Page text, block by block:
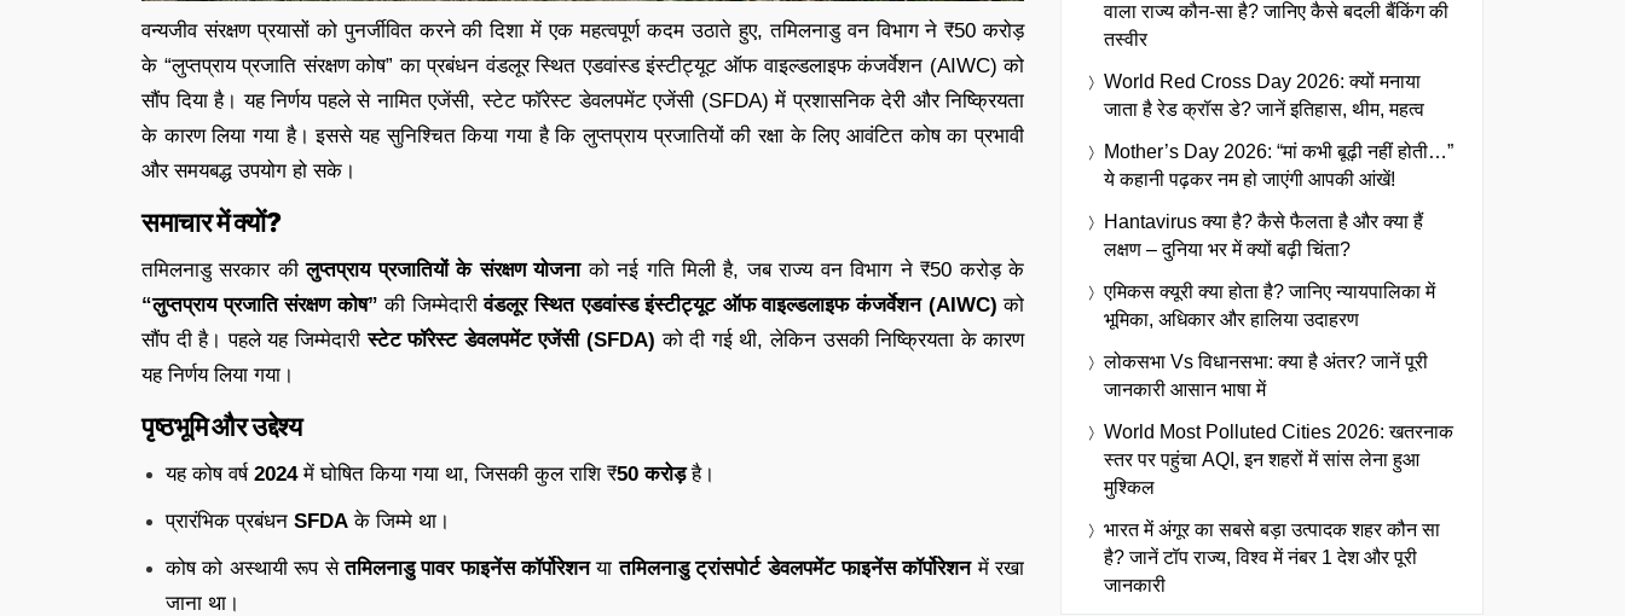
वन्यजीवसंरक्षणप्रयासोंकोपुनर्जीवितकरनेकीदिशामेंएकमहत्वपूर्णकदमउठातेहुए,तमिलनाडुवनविभागने ₹50करोड़
के “लुप्तप्रायप्रजातिसंरक्षणकोष”काप्रबंधनवंडलूरस्थितएडवांस्डइंस्टीट्यूटऑफवाइल्डलाइफकंजर्वेशन (AIWC)को
सौंपदियाहै।यहनिर्णयपहलेसेनामितएजेंसी,स्टेटफॉरेस्टडेवलपमेंटएजेंसी (SFDA)मेंप्रशासनिकदेरी औरनिष्क्रियता
केकारणलियागयाहै।इससेयहसुनिश्चितकियागयाहैकिलुप्तप्रायप्रजातियोंकीरक्षाकेलिएआवंटितकोषकाप्रभावी
औरसमयबद्धउपयोगहोसके।
समाचारमेंक्यों?
तमिलनाडुसरकारकीलुप्तप्रायप्रजातियोंकेसंरक्षणयोजना कोनईगतिमिलीहै,जबराज्यवनविभागने ₹50करोड़के
“लुप्तप्रायप्रजातिसंरक्षणकोष” कीजिम्मेदारीवंडलूरस्थितएडवांस्डइंस्टीट्यूट ऑफवाइल्डलाइफकंजर्वेशन (AIWC) को
सौंपदीहै।पहलेयहजिम्मेदारीस्टेटफॉरेस्टडेवलपमेंटएजेंसी (SFDA) कोदीगईथी,लेकिनउसकीनिष्क्रियताकेकारण
यहनिर्णयलियागया।
पृष्ठभूमिऔरउद्देश्य
यहकोषवर्ष 2024 मेंघोषितकियागया था,जिसकीकुलराशि ₹50करोड़ है।
प्रारंभिकप्रबंधन SFDA केजिम्मे था।
कोषको अस्थायीरूपसेतमिलनाडुपावरफाइनेंसकॉर्पोरेशन यातमिलनाडुट्रांसपोर्टडेवलपमेंटफाइनेंसकॉर्पोरेशन मेंरखा
जाना था।
वाला राज्य कौन-सा है? जानिए कैसे बदली बैंकिंग की
तस्वीर
World Red Cross Day 2026: क्यों मनाया
जाता है रेड क्रॉस डे? जानें इतिहास, थीम, महत्व
Mother’s Day 2026: “मां कभी बूढ़ी नहीं होती…”
ये कहानी पढ़कर नम हो जाएंगी आपकी आंखें!
Hantavirus क्या है? कैसे फैलता है और क्या हैं
लक्षण – दुनिया भर में क्यों बढ़ी चिंता?
एमिकस क्यूरी क्या होता है? जानिए न्यायपालिका में
भूमिका, अधिकार और हालिया उदाहरण
लोकसभा Vs विधानसभा: क्या है अंतर? जानें पूरी
जानकारी आसान भाषा में
World Most Polluted Cities 2026: खतरनाक
स्तर पर पहुंचा AQI, इन शहरों में सांस लेना हुआ
मुश्किल
भारत में अंगूर का सबसे बड़ा उत्पादक शहर कौन सा
है? जानें टॉप राज्य, विश्व में नंबर 1 देश और पूरी
जानकारी